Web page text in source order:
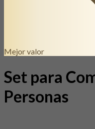
Mejor valor
Set para
Personas